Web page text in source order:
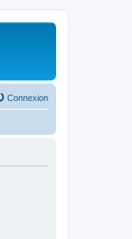
Connexion